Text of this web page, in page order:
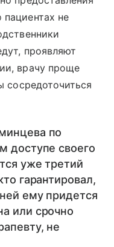
не
проявляют
врачу проще
сосредоточиться
по
доступе своего
уже третий
гарантировал,
ему придется
или срочно
не